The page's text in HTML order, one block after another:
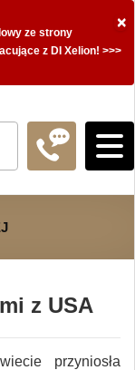
×
ze strony
z DI Xelion! >>>
z USA
przyniosła